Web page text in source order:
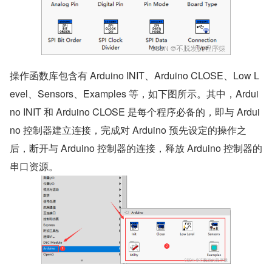
操作函数库包含有 Arduino INIT、Arduino CLOSE、Low L
evel、Sensors、Examples 等，如下图所示。其中，Ardui
no INIT 和 Arduino CLOSE 是每个程序必备的，即与 Ardui
no 控制器建立连接，完成对 Arduino 预先设定的操作之
后，断开与 Arduino 控制器的连接，释放 Arduino 控制器的
串口资源。